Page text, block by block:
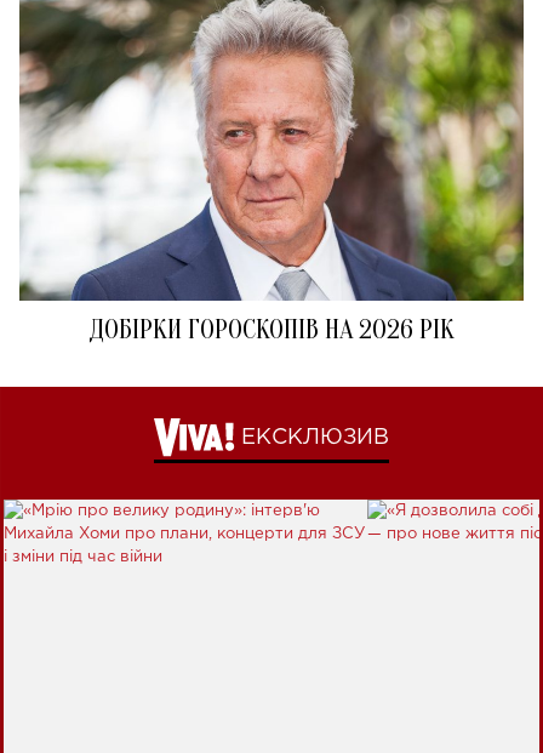
ДОБІРКИ ГОРОСКОПІВ НА 2026 РІК
ЕКСКЛЮЗИВ